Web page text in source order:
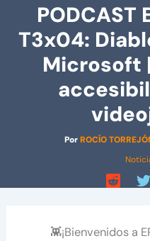
PODCAST
T3x04:
Microsoft
PorROCÍO
👾¡Bienvenidos a